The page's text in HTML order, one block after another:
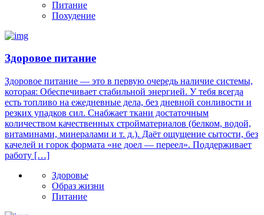
Питание
Похудение
Здоровое питание
Здоровое питание — это в первую очередь наличие системы,
которая: Обеспечивает стабильной энергией. У тебя всегда
есть топливо на ежедневные дела, без дневной сонливости и
резких упадков сил. Снабжает ткани достаточным
количеством качественных стройматериалов (белком, водой,
витаминами, минералами и т. д.). Даёт ощущение сытости, без
качелей и горок формата «не доел — переел». Поддерживает
работу […]
Здоровье
Образ жизни
Питание